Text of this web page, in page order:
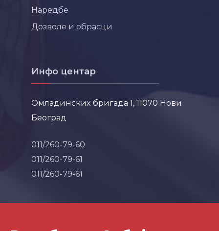
Наредбе
Дозволе и обрасци
Инфо центар
Омладинских бригада 1, 11070 Нови
Београд
011/260-79-60
011/260-79-61
011/260-79-61